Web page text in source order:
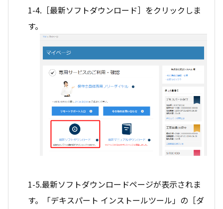
1-4.［最新ソフトダウンロード］をクリックしま
す。
1-5.最新ソフトダウンロードページが表示されま
す。「デキスパート インストールツール」の［ダ